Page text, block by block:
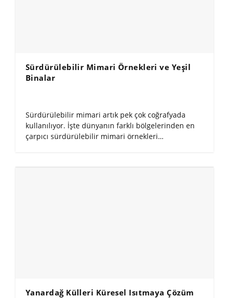
Sürdürülebilir Mimari Örnekleri ve Yeşil
Binalar
Sürdürülebilir mimari artık pek çok coğrafyada
kullanılıyor. İşte dünyanın farklı bölgelerinden en
çarpıcı sürdürülebilir mimari örnekleri…
Yanardağ Külleri Küresel Isıtmaya Çözüm